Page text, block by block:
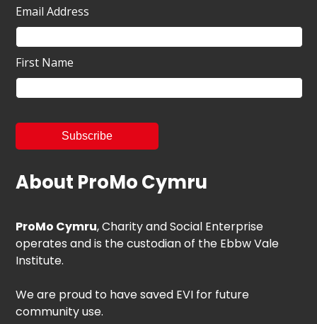
Email Address
First Name
About ProMo Cymru
ProMo Cymru, Charity and Social Enterprise
operates and is the custodian of the Ebbw Vale
Institute.
We are proud to have saved EVI for future
community use.